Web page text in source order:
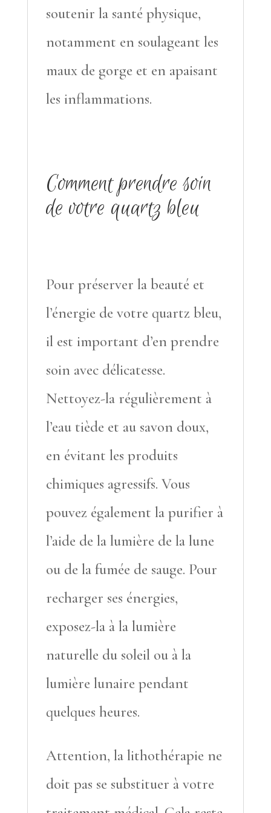
soutenir la santé physique,
notamment en soulageant les
maux de gorge et en apaisant
les inflammations.
Comment prendre soin
de votre quartz bleu
Pour préserver la beauté et
l’énergie de votre quartz bleu,
il est important d’en prendre
soin avec délicatesse.
Nettoyez-la régulièrement à
l’eau tiède et au savon doux,
en évitant les produits
chimiques agressifs. Vous
pouvez également la purifier à
l’aide de la lumière de la lune
ou de la fumée de sauge. Pour
recharger ses énergies,
exposez-la à la lumière
naturelle du soleil ou à la
lumière lunaire pendant
quelques heures.
Attention, la lithothérapie ne
doit pas se substituer à votre